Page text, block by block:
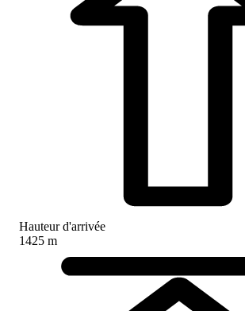
Hauteur d'arrivée
1425 m